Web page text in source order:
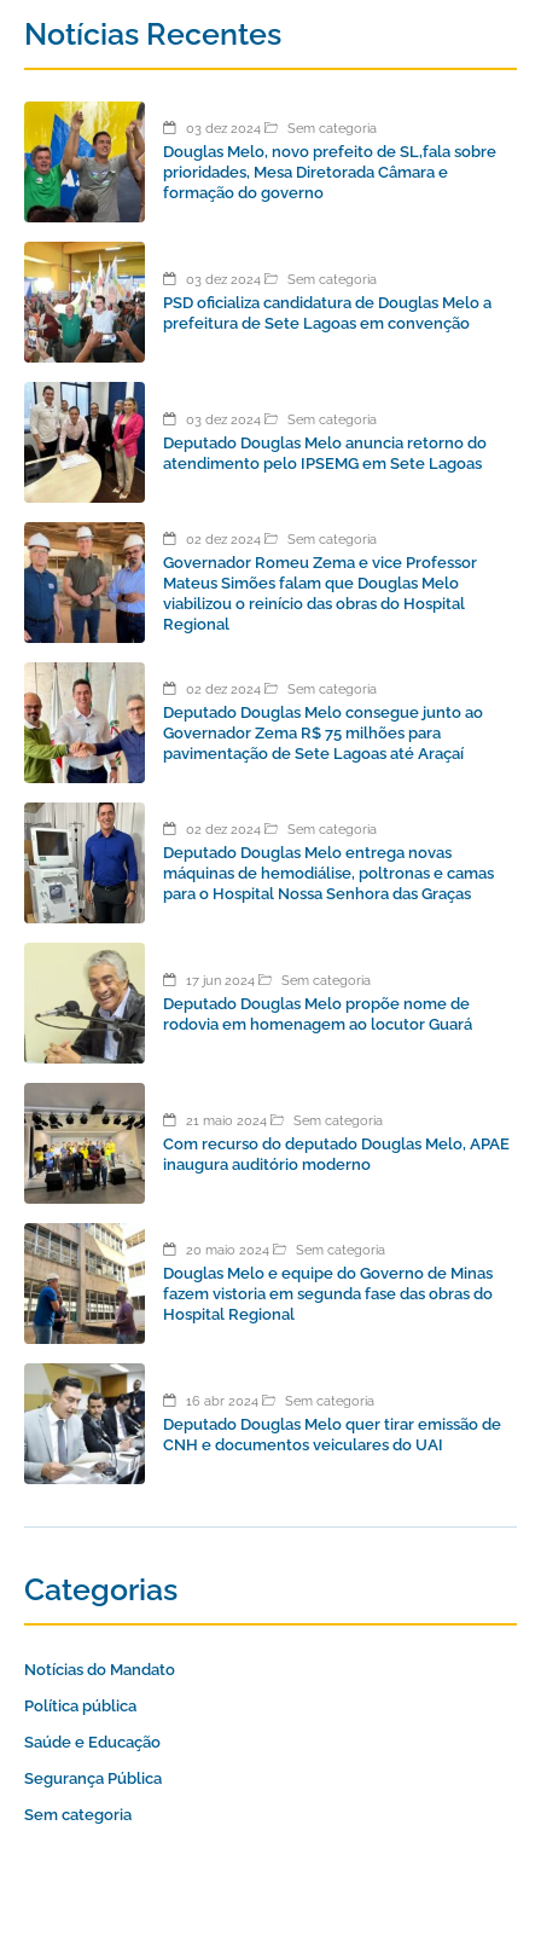
Notícias Recentes
03 dez 2024 Sem categoria
Douglas Melo, novo prefeito de SL,fala sobre
prioridades, Mesa Diretorada Câmara e
formação do governo
03 dez 2024 Sem categoria
PSD oficializa candidatura de Douglas Melo a
prefeitura de Sete Lagoas em convenção
03 dez 2024 Sem categoria
Deputado Douglas Melo anuncia retorno do
atendimento pelo IPSEMG em Sete Lagoas
02 dez 2024 Sem categoria
Governador Romeu Zema e vice Professor
Mateus Simões falam que Douglas Melo
viabilizou o reinício das obras do Hospital
Regional
02 dez 2024 Sem categoria
Deputado Douglas Melo consegue junto ao
Governador Zema R$ 75 milhões para
pavimentação de Sete Lagoas até Araçaí
02 dez 2024 Sem categoria
Deputado Douglas Melo entrega novas
máquinas de hemodiálise, poltronas e camas
para o Hospital Nossa Senhora das Graças
17 jun 2024 Sem categoria
Deputado Douglas Melo propõe nome de
rodovia em homenagem ao locutor Guará
21 maio 2024 Sem categoria
Com recurso do deputado Douglas Melo, APAE
inaugura auditório moderno
20 maio 2024 Sem categoria
Douglas Melo e equipe do Governo de Minas
fazem vistoria em segunda fase das obras do
Hospital Regional
16 abr 2024 Sem categoria
Deputado Douglas Melo quer tirar emissão de
CNH e documentos veiculares do UAI
Categorias
Notícias do Mandato
Política pública
Saúde e Educação
Segurança Pública
Sem categoria